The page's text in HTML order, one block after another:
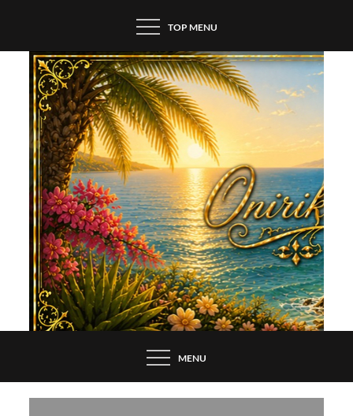
content
TOP MENU
MENU